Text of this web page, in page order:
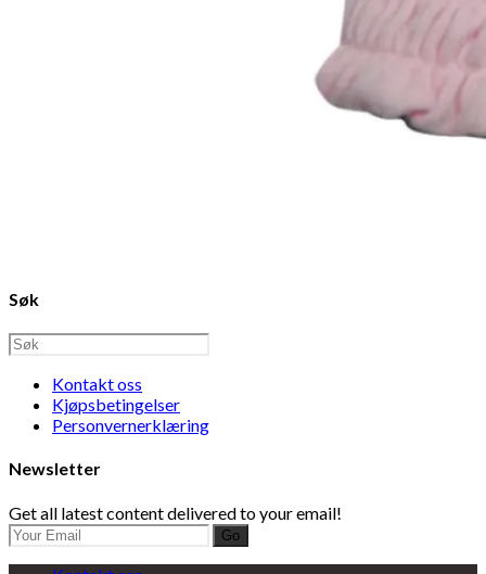
Søk
Kontakt oss
Kjøpsbetingelser
Personvernerklæring
Newsletter
Get all latest content delivered to your email!
Go